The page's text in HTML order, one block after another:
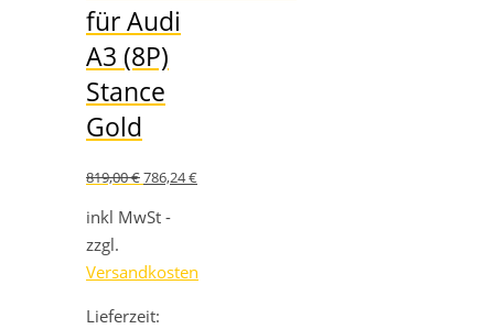
für Audi
A3 (8P)
Stance
Gold
819,00€Ursprünglicher
war:
786,24€Aktueller
inkl MwSt -
zzgl.
Versandkosten
Lieferzeit: